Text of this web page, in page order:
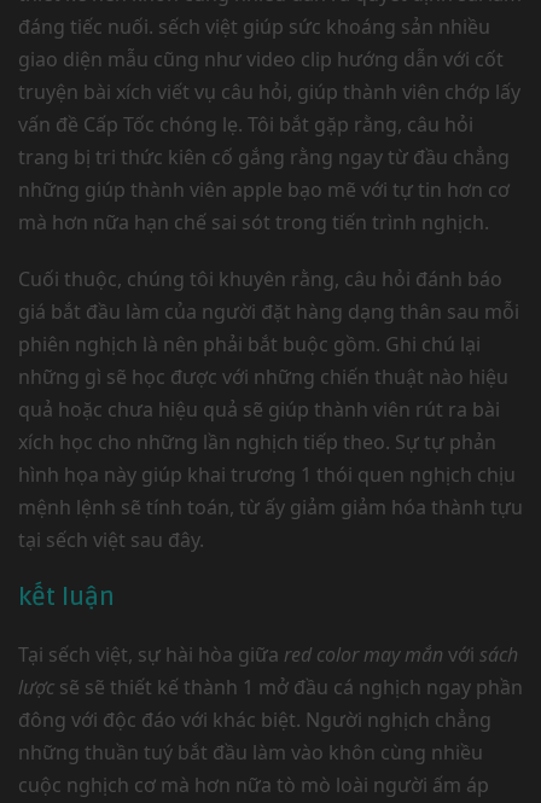
đáng tiếc nuối. sếch việt giúp sức khoáng sản nhiều
giao diện mẫu cũng như video clip hướng dẫn với cốt
truyện bài xích viết vụ câu hỏi, giúp thành viên chớp lấy
vấn đề Cấp Tốc chóng lẹ. Tôi bắt gặp rằng, câu hỏi
trang bị tri thức kiên cố gắng rằng ngay từ đầu chẳng
những giúp thành viên apple bạo mẽ với tự tin hơn cơ
mà hơn nữa hạn chế sai sót trong tiến trình nghịch.
Cuối thuộc, chúng tôi khuyên rằng, câu hỏi đánh báo
giá bắt đầu làm của người đặt hàng dạng thân sau mỗi
phiên nghịch là nên phải bắt buộc gồm. Ghi chú lại
những gì sẽ học được với những chiến thuật nào hiệu
quả hoặc chưa hiệu quả sẽ giúp thành viên rút ra bài
xích học cho những lần nghịch tiếp theo. Sự tự phản
hình họa này giúp khai trương 1 thói quen nghịch chịu
mệnh lệnh sẽ tính toán, từ ấy giảm giảm hóa thành tựu
tại sếch việt sau đây.
kết luận
Tại sếch việt, sự hài hòa giữa red color may mắn với sách
lược sẽ sẽ thiết kế thành 1 mở đầu cá nghịch ngay phần
đông với độc đáo với khác biệt. Người nghịch chẳng
những thuần tuý bắt đầu làm vào khôn cùng nhiều
cuộc nghịch cơ mà hơn nữa tò mò loài người ấm áp